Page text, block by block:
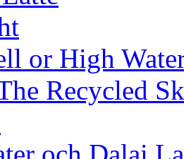
or High
Recycled